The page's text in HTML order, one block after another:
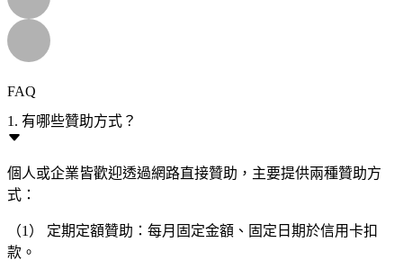
FAQ
1. 有哪些贊助方式？
個人或企業皆歡迎透過網路直接贊助，主要提供兩種贊助方
式：
（1） 定期定額贊助：每月固定金額、固定日期於信用卡扣
款。